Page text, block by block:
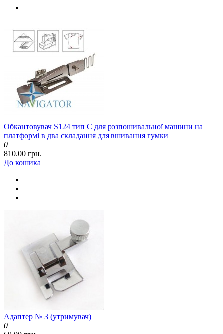
Обкантовувач S124 тип C для розпошивальної машини на
платформі в два складання для вшивання гумки
0
810.00 грн.
До кошика
Адаптер № 3 (утримувач)
0